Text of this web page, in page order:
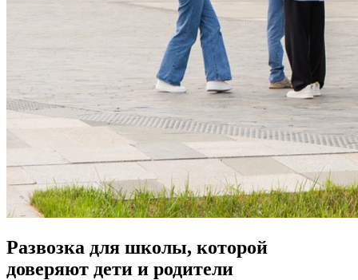
Развозка для школы, которой
доверяют дети и родители